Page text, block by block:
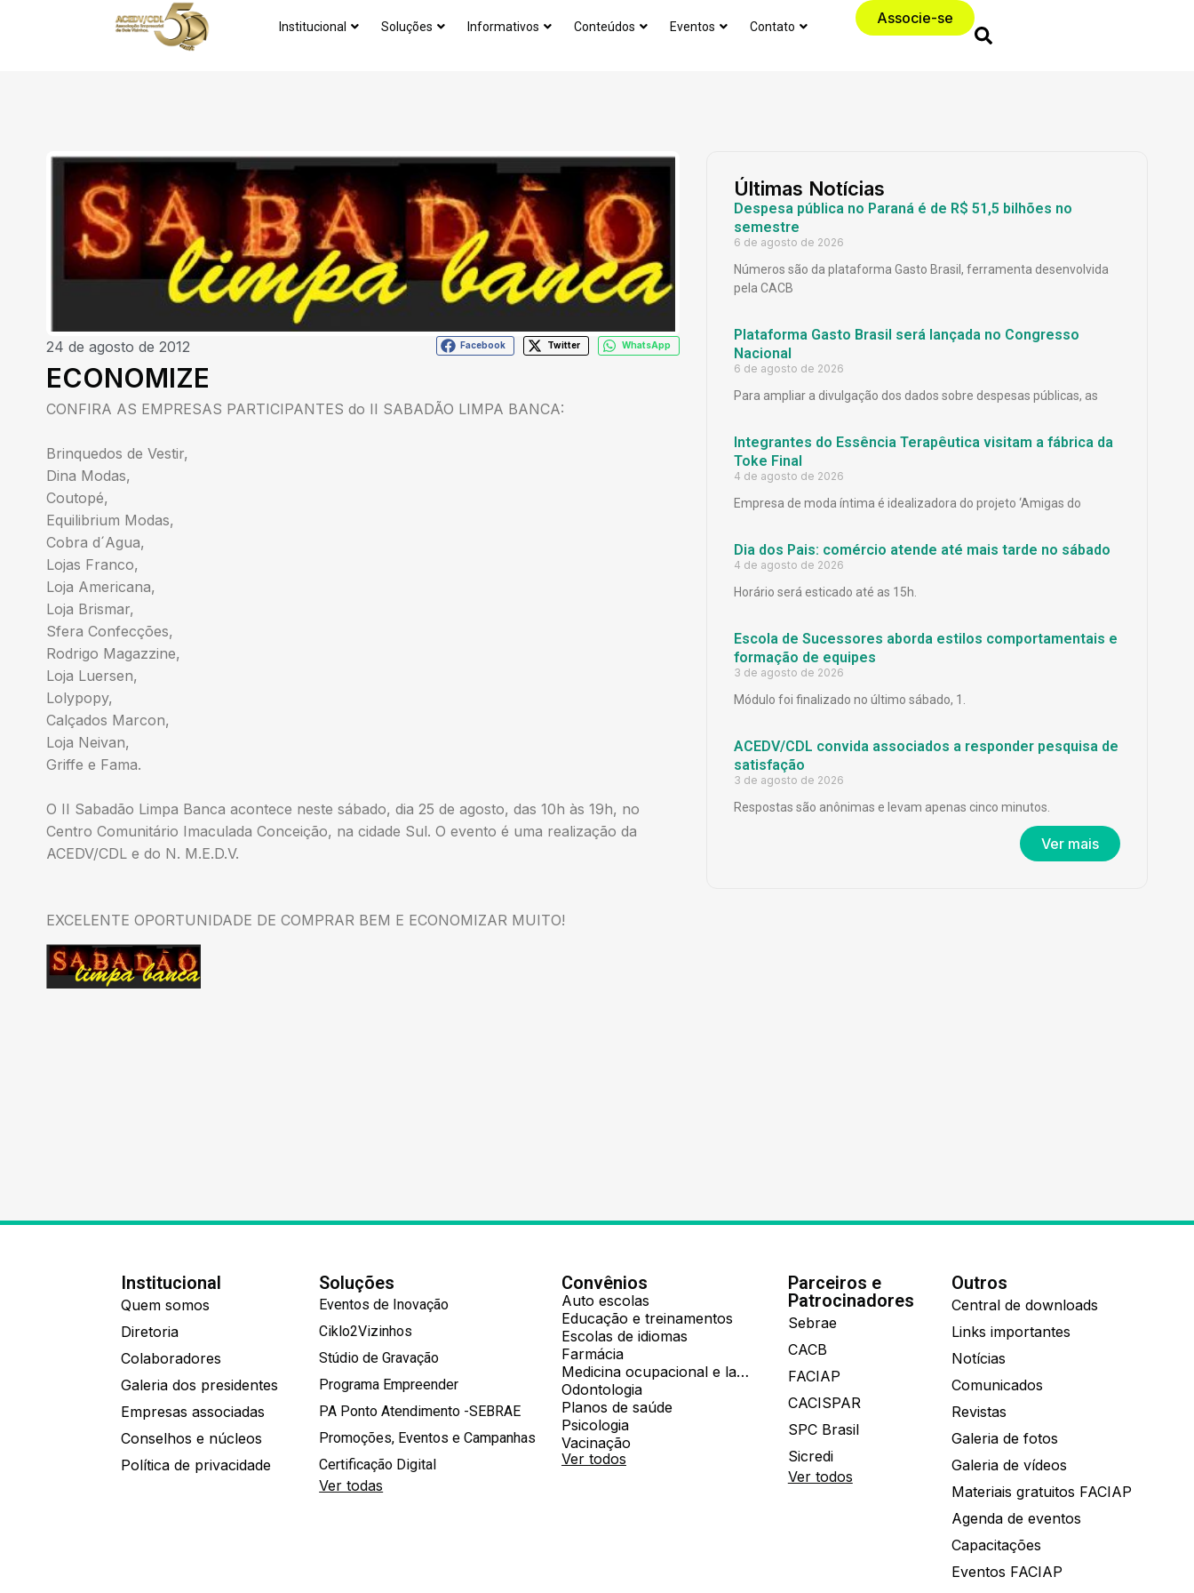
Institucional Soluções Informativos Conteúdos Eventos Contato Associe-se
24 de agosto de 2012 Facebook Twitter WhatsApp
ECONOMIZE
CONFIRA AS EMPRESAS PARTICIPANTES do II SABADÃO LIMPA BANCA:
Brinquedos de Vestir,
Dina Modas,
Coutopé,
Equilibrium Modas,
Cobra d´Agua,
Lojas Franco,
Loja Americana,
Loja Brismar,
Sfera Confecções,
Rodrigo Magazzine,
Loja Luersen,
Lolypopy,
Calçados Marcon,
Loja Neivan,
Griffe e Fama.
O II Sabadão Limpa Banca acontece neste sábado, dia 25 de agosto, das 10h às 19h, no
Centro Comunitário Imaculada Conceição, na cidade Sul. O evento é uma realização da
ACEDV/CDL e do N. M.E.D.V.
EXCELENTE OPORTUNIDADE DE COMPRAR BEM E ECONOMIZAR MUITO!
Últimas Notícias
Despesa pública no Paraná é de R$ 51,5 bilhões no
semestre
6 de agosto de 2026
Números são da plataforma Gasto Brasil, ferramenta desenvolvida
pela CACB
Plataforma Gasto Brasil será lançada no Congresso
Nacional
6 de agosto de 2026
Para ampliar a divulgação dos dados sobre despesas públicas, as
Integrantes do Essência Terapêutica visitam a fábrica da
Toke Final
4 de agosto de 2026
Empresa de moda íntima é idealizadora do projeto ‘Amigas do
Dia dos Pais: comércio atende até mais tarde no sábado
4 de agosto de 2026
Horário será esticado até as 15h.
Escola de Sucessores aborda estilos comportamentais e
formação de equipes
3 de agosto de 2026
Módulo foi finalizado no último sábado, 1.
ACEDV/CDL convida associados a responder pesquisa de
satisfação
3 de agosto de 2026
Respostas são anônimas e levam apenas cinco minutos.
Ver mais
Institucional
Quem somos
Diretoria
Colaboradores
Galeria dos presidentes
Empresas associadas
Conselhos e núcleos
Política de privacidade
Soluções
Eventos de Inovação
Ciklo2Vizinhos
Stúdio de Gravação
Programa Empreender
PA Ponto Atendimento -SEBRAE
Promoções, Eventos e Campanhas
Certificação Digital
Ver todas
Convênios
Auto escolas
Educação e treinamentos
Escolas de idiomas
Farmácia
Medicina ocupacional e laboratorial
Odontologia
Planos de saúde
Psicologia
Vacinação
Ver todos
Parceiros e
Patrocinadores
Sebrae
CACB
FACIAP
CACISPAR
SPC Brasil
Sicredi
Ver todos
Outros
Central de downloads
Links importantes
Notícias
Comunicados
Revistas
Galeria de fotos
Galeria de vídeos
Materiais gratuitos FACIAP
Agenda de eventos
Capacitações
Eventos FACIAP